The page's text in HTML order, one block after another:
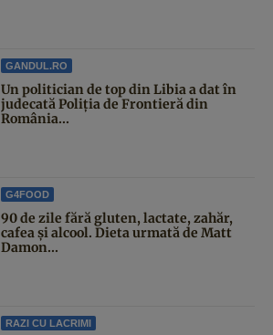
GANDUL.RO
Un politician de top din Libia a dat în
judecată Poliția de Frontieră din
România...
G4FOOD
90 de zile fără gluten, lactate, zahăr,
cafea și alcool. Dieta urmată de Matt
Damon...
RAZI CU LACRIMI